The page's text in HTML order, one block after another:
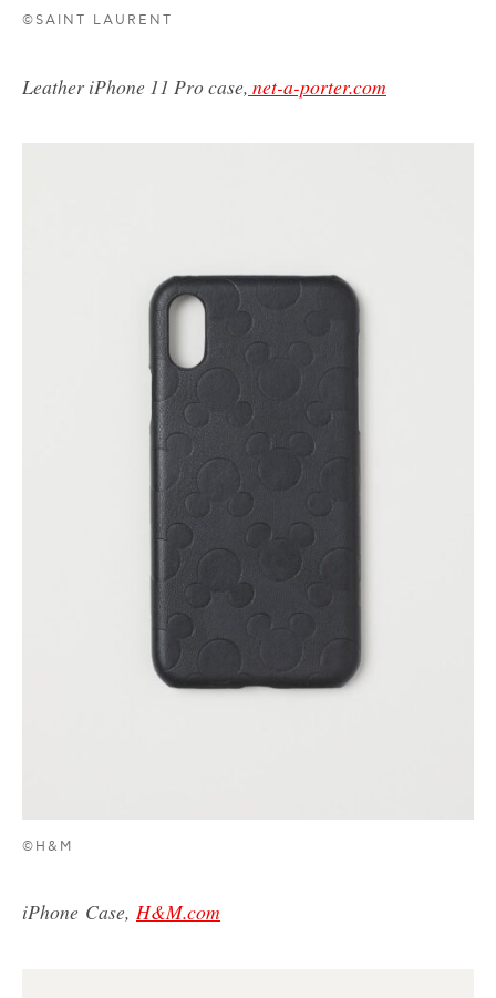
©SAINT LAURENT
Leather iPhone 11 Pro case, net-a-porter.com
©H&M
iPhone Case, H&M.com